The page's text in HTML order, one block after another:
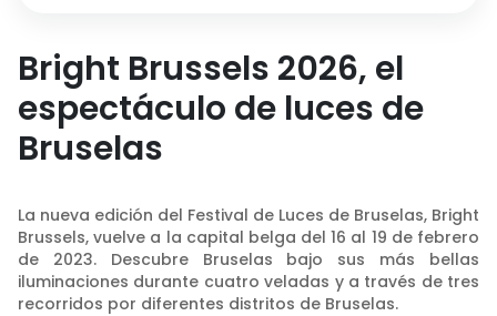
Bright Brussels 2026, el
espectáculo de luces de
Bruselas
La nueva edición del Festival de Luces de Bruselas, Bright
Brussels, vuelve a la capital belga del 16 al 19 de febrero
de 2023. Descubre Bruselas bajo sus más bellas
iluminaciones durante cuatro veladas y a través de tres
recorridos por diferentes distritos de Bruselas.